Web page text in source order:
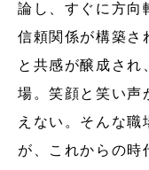
論し、すぐに方向
信頼関係が構築さ
と共感が醸成され
場。笑顔と笑い声
えない。そんな職
が、これからの時